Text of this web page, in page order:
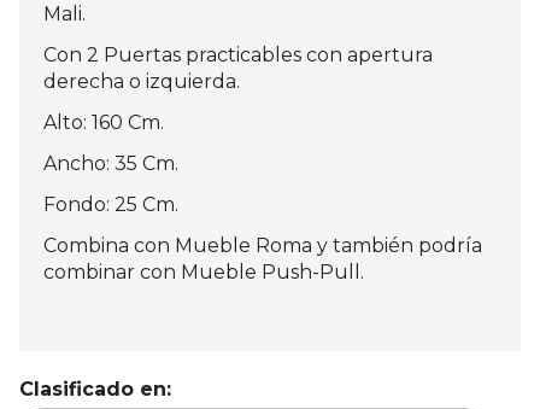
Mali.
Con 2 Puertas practicables con apertura
derecha o izquierda.
Alto: 160 Cm.
Ancho: 35 Cm.
Fondo: 25 Cm.
Combina con Mueble Roma y también podría
combinar con Mueble Push-Pull.
Clasificado en: